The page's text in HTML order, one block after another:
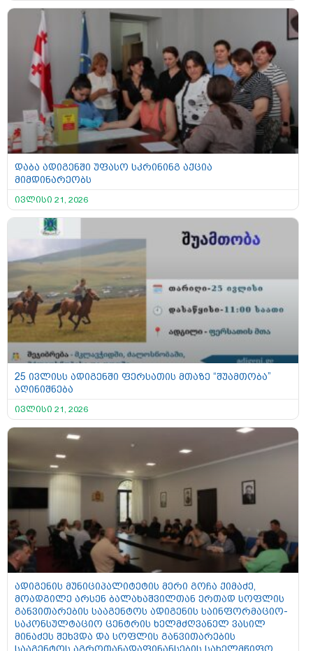
დაბა ადიგენში უფასო სკრინინგ აქცია
მიმდინარეობს
ივლისი 21, 2026
25 ივლისს ადიგენში ფერსათის მთაზე “შუამთობა”
აღინიშნება
ივლისი 21, 2026
ადიგენის მუნიციპალიტეტის მერი გოჩა ქიმაძე,
მოადგილე არსენ ბალახაშვილთან ერთად სოფლის
განვითარების სააგენტოს ადიგენის საინფორმაციო-
საკონსულტაციო ცენტრის ხელმძღვანელ ვასილ
მინაძეს შეხვდა და სოფლის განვითარების